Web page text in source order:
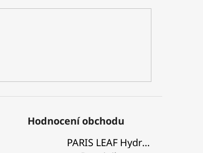
Hodnocení obchodu
PARIS LEAF Hydratační a zpevňující balzám na rty